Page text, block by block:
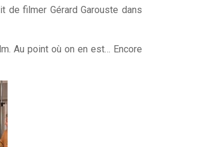
de filmer Gérard Garouste dans
Au point où on en est… Encore